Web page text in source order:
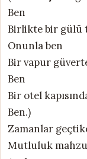
Ben
Birlikte bir gülü
Onunla ben
Bir vapur
Ben
Bir otel
Ben.)
Zamanlar
Mutluluk